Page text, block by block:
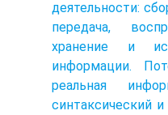
деятельности:
передача,
хранение и
информации.
реальная
синтаксический